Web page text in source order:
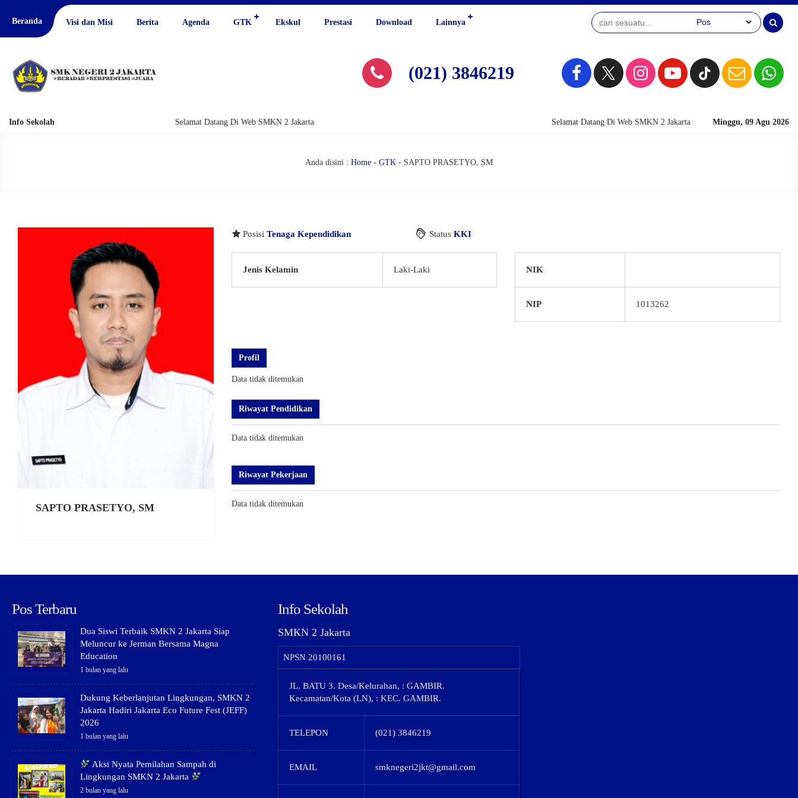
Beranda Visi dan Misi Berita Agenda GTK Ekskul Prestasi Download Lainnya
(021) 3846219
Info Sekolah Minggu, 09 Agu 2026
Selamat Datang Di Web SMKN 2 Jakarta
Selamat Datang Di Web SMKN 2 Jakarta
Anda disini : Home - GTK - SAPTO PRASETYO, SM
SAPTO PRASETYO, SM
Posisi Tenaga Kependidikan Status KKI
Jenis Kelamin Laki-Laki NIK
NIP 1013262
Profil
Data tidak ditemukan
Riwayat Pendidikan
Data tidak ditemukan
Riwayat Pekerjaan
Data tidak ditemukan
Pos Terbaru
Dua Siswi Terbaik SMKN 2 Jakarta Siap
Meluncur ke Jerman Bersama Magna
Education
1 bulan yang lalu
Dukung Keberlanjutan Lingkungan, SMKN 2
Jakarta Hadiri Jakarta Eco Future Fest (JEFF)
2026
1 bulan yang lalu
Aksi Nyata Pemilahan Sampah di
Lingkungan SMKN 2 Jakarta
2 bulan yang lalu
Info Sekolah
SMKN 2 Jakarta
NPSN 20100161
JL. BATU 3. Desa/Kelurahan, : GAMBIR.
Kecamatan/Kota (LN), : KEC. GAMBIR.
TELEPON (021) 3846219
EMAIL smknegeri2jkt@gmail.com